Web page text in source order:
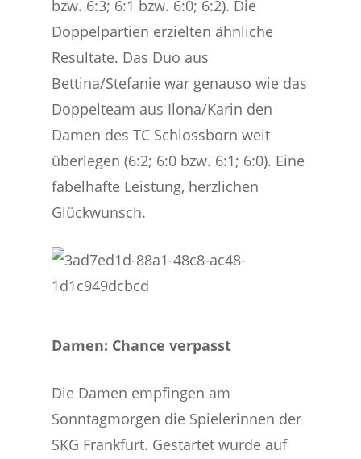
bzw. 6:3; 6:1 bzw. 6:0; 6:2). Die
Doppelpartien erzielten ähnliche
Resultate. Das Duo aus
Bettina/Stefanie war genauso wie das
Doppelteam aus Ilona/Karin den
Damen des TC Schlossborn weit
überlegen (6:2; 6:0 bzw. 6:1; 6:0). Eine
fabelhafte Leistung, herzlichen
Glückwunsch.
Damen: Chance verpasst
Die Damen empfingen am
Sonntagmorgen die Spielerinnen der
SKG Frankfurt. Gestartet wurde auf